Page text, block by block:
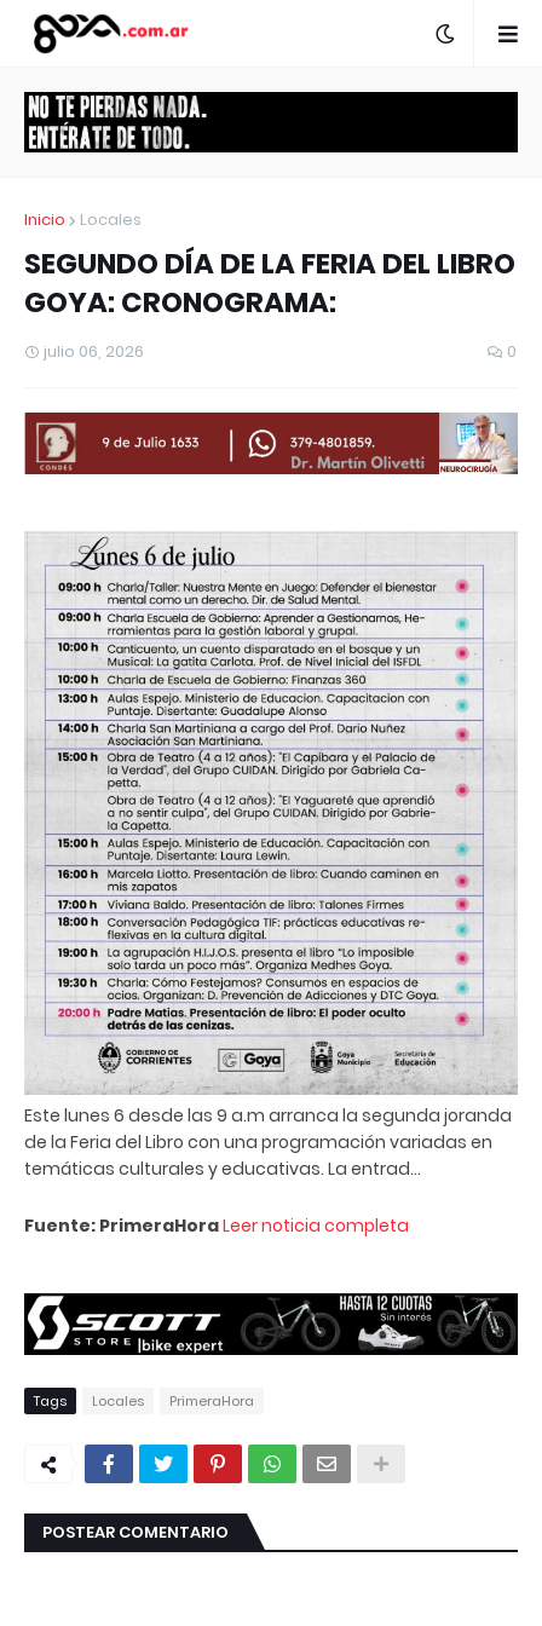
Inicio Locales
SEGUNDO DÍA DE LA FERIA DEL LIBRO
GOYA: CRONOGRAMA:
julio 06, 2026 0
Este lunes 6 desde las 9 a.m arranca la segunda joranda
de la Feria del Libro con una programación variadas en
temáticas culturales y educativas. La entrad...
Fuente: PrimeraHoraLeer noticia completa
Tags Locales PrimeraHora
POSTEAR COMENTARIO